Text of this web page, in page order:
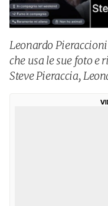
Leonardo
che usa le sue foto e
Steve Pieraccia,